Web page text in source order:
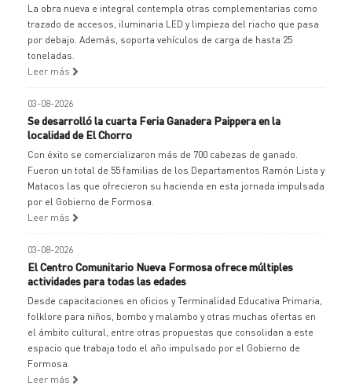
La obra nueva e integral contempla otras complementarias como
trazado de accesos, iluminaria LED y limpieza del riacho que pasa
por debajo. Además, soporta vehículos de carga de hasta 25
toneladas.
Leer más
03-08-2026
Se desarrolló la cuarta Feria Ganadera Paippera en la
localidad de El Chorro
Con éxito se comercializaron más de 700 cabezas de ganado.
Fueron un total de 55 familias de los Departamentos Ramón Lista y
Matacos las que ofrecieron su hacienda en esta jornada impulsada
por el Gobierno de Formosa.
Leer más
03-08-2026
El Centro Comunitario Nueva Formosa ofrece múltiples
actividades para todas las edades
Desde capacitaciones en oficios y Terminalidad Educativa Primaria,
folklore para niños, bombo y malambo y otras muchas ofertas en
el ámbito cultural, entre otras propuestas que consolidan a este
espacio que trabaja todo el año impulsado por el Gobierno de
Formosa.
Leer más